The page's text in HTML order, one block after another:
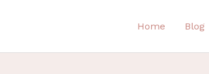
Home Blog